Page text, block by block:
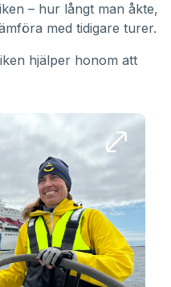
– hur långt man åkte,
med tidigare turer.
hjälper honom att